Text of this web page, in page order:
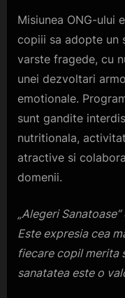
Misiunea ONG-ului
copiii sa adopte un
varste fragede, cu
unei dezvoltari
emotionale.
sunt gandite
nutritionala,
atractive si
domenii.
„Alegeri
Este expresia cea
fiecare copil merita
sanatatea este o